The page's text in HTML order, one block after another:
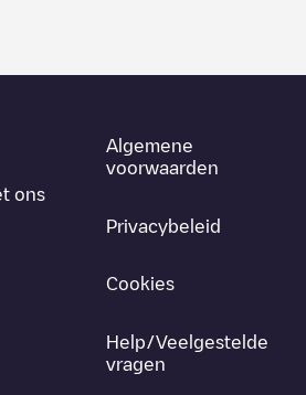
ons
Algemene
voorwaarden
Privacybeleid
Cookies
Help/Veelgestelde
vragen